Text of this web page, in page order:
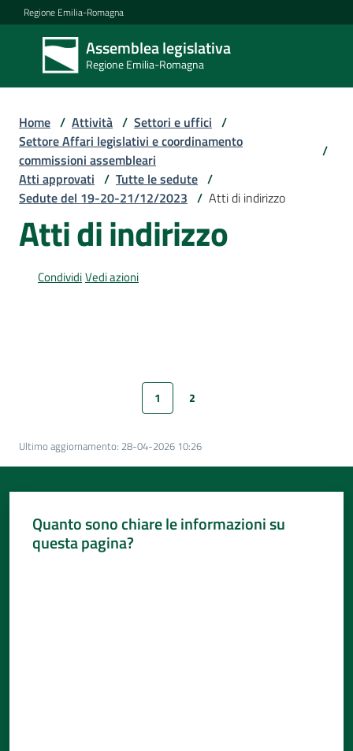
Vai al contenuto
Vai alla navigazione
Vai al footer
Regione Emilia-Romagna
Assemblea legislativa
Regione Emilia-Romagna
Assemblea
legislativa
Regione Emilia-
Assemblea
Attività
Per
i
Home / Attività / Settori e uffici /
Settore Affari legislativi e coordinamento
commissioni assembleari
/
Atti approvati / Tutte le sedute /
Sedute del 19-20-21/12/2023 / Atti di indirizzo
Atti di indirizzo
CondividiVedi azioni
Pagina precedente
Pagina
1 Pagina
2
Ultimo aggiornamento: 28-04-2026 10:26
Quanto sono chiare le informazioni su
questa pagina?